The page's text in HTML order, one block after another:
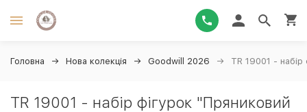
Головна Нова колекція Goodwill 2026 TR 19001 -
TR 19001 - набір фігурок "Пряниковий